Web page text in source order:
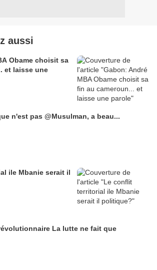
aussi
Obame choisit sa
et laisse une
n'est pas @Musulman, a beau...
ile Mbanie serait il
La lutte ne fait que